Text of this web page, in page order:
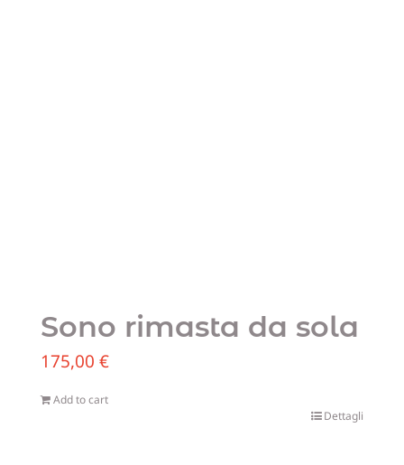
Sono rimasta da sola
175,00 €
Add to cart
Dettagli